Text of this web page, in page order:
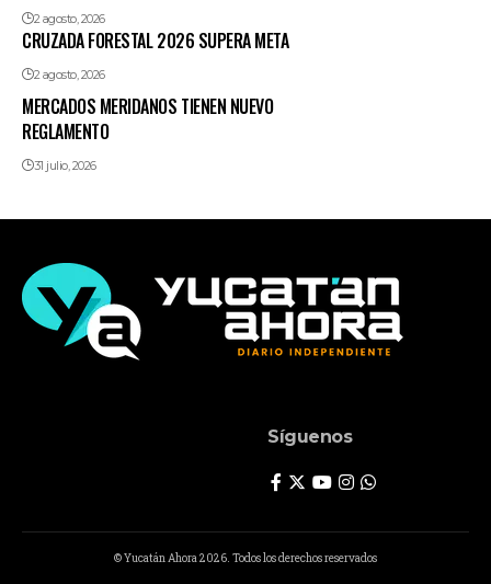
2 agosto, 2026
CRUZADA FORESTAL 2026 SUPERA META
2 agosto, 2026
MERCADOS MERIDANOS TIENEN NUEVO
REGLAMENTO
31 julio, 2026
Síguenos
© Yucatán Ahora 2026. Todos los derechos reservados